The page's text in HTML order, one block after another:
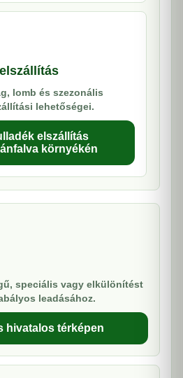
lomb és szezonális
lehetőségei.
elszállítás
környékén
speciális vagy elkülönítést
leadásához.
hivatalos térképen